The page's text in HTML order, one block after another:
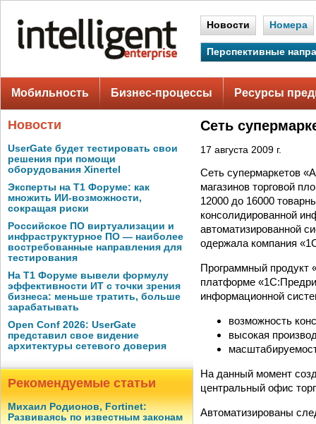
Новости Номера
Перспективные
Мобильность Бизнес-процессы Ресурсы
Новости
UserGate будет тестировать свои
решения при помощи
оборудования Xinertel
Эксперты на Т1 Форуме: как
множить ИИ-возможности,
сокращая риски
Российское ПО виртуализации и
инфраструктурное ПО — наиболее
востребованные направления для
тестирования
На Т1 Форуме вывели формулу
эффективности ИТ с точки зрения
бизнеса: меньше тратить, больше
зарабатывать
Open Conf 2026: UserGate
представил свое видение
архитектуры сетевого доверия
Рекомендуемые статьи
Михаил Родионов, Fortinet:
Развиваясь по известным законам
Сеть
17 августа 2009 г.
Сеть супермаркетов
магазинов торговой
12000 до 16000
консолидированной
автоматизированной
одержала компания
Программный продукт
платформе
информационной
возможность
высокая
На данный момент
центральный офис
Автоматизированы